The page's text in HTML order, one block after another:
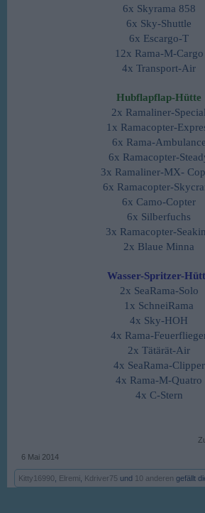
6x Skyrama 858
6x Sky-Shuttle
6x Escargo-T
12x Rama-M-Cargo
4x Transport-Air
Hubflapflap-Hütte
2x Ramaliner-Special
1x Ramacopter-
6x Rama-Ambulance
6x Ramacopter-
3x Ramaliner-MX-
6x Ramacopter-
6x Camo-Copter
6x Silberfuchs
3x Ramacopter-
2x Blaue Minna
Wasser-Spritzer-
2x SeaRama-Solo
1x SchneiRama
4x Sky-HOH
4x Rama-
2x Tätärät-Air
4x SeaRama-Clipper
4x Rama-M-Quatro
4x C-Stern
6 Mai 2014
Kitty16990 Elremi Kdriver75 und 10 anderen gefällt